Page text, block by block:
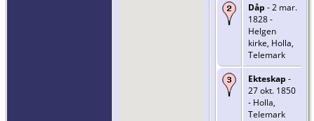
Dåp - 2 mar.
1828 -
Helgen
kirke, Holla,
Telemark
Ekteskap -
27 okt. 1850
- Holla,
Telemark